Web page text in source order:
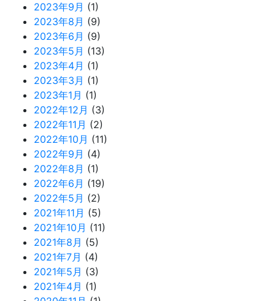
2023年9月 (1)
2023年8月 (9)
2023年6月 (9)
2023年5月 (13)
2023年4月 (1)
2023年3月 (1)
2023年1月 (1)
2022年12月 (3)
2022年11月 (2)
2022年10月 (11)
2022年9月 (4)
2022年8月 (1)
2022年6月 (19)
2022年5月 (2)
2021年11月 (5)
2021年10月 (11)
2021年8月 (5)
2021年7月 (4)
2021年5月 (3)
2021年4月 (1)